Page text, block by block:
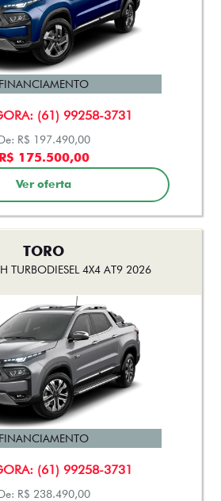
MOBI
LIKE 1.0 2027
Ver oferta
MOBI
TREKKING 1.0 2027